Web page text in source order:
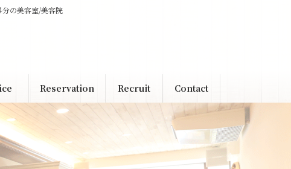
の美容室/美容院
Reservation Recruit Contact